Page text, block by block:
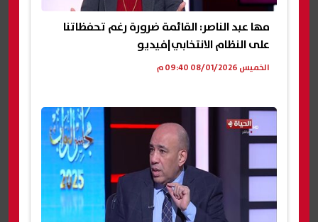
مها عبد الناصر: القائمة ضرورة رغم تحفظاتنا
على النظام الانتخابي|فيديو
الخميس 08/01/2026 09:40 م